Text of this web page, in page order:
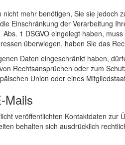
mehr benötigen, Sie sie
Einschränkung der Verarbeitung
1 DSGVO eingelegt haben,
überwiegen, haben Sie das
Daten eingeschränkt haben,
Rechtsansprüchen oder zum
Union oder eines
Mails
veröffentlichten Kontaktdaten
behalten sich ausdrücklich